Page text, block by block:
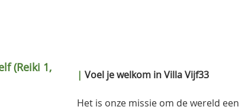
(Reiki 1,
| Voel je welkom in Villa Vijf33
Het is onze missie om de wereld een